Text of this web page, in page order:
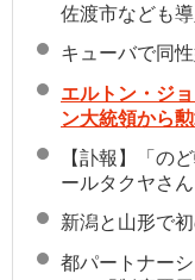
佐渡市なども
キューバで同
エルトン・ジ
ン大統領から
【訃報】「の
ールタクヤさん
新潟と山形で
都パートナー